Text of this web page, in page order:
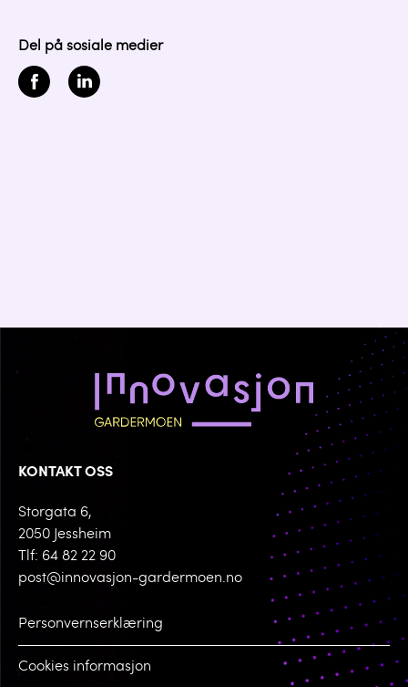
KONTAKT OSS
Storgata 6,
2050 Jessheim
Tlf: 64 82 22 90
post@innovasjon-gardermoen.no
Personvernserklæring
Cookies informasjon